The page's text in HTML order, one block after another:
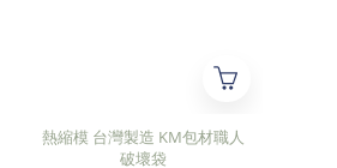
熱縮模 台灣製造 KM包材職人
破壞袋